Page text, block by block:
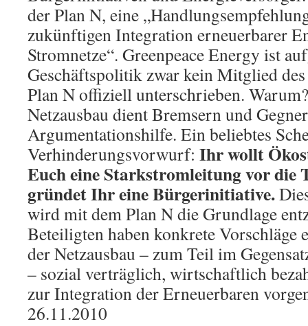
der Plan N, eine
zukünftigen Integration erneuerbarer
Stromnetze“. Greenpeace Energy ist
Geschäftspolitik zwar kein Mitglied
Plan N offiziell unterschrieben.
Netzausbau dient Bremsern und
Argumentationshilfe. Ein beliebtes
Verhinderungsvorwurf: Ihr wollt
Euch eine Starkstromleitung vor die
gründet Ihr eine Bürgerinitiative.
wird mit dem Plan N die Grundlage
Beteiligten haben konkrete Vorschläge
der Netzausbau – zum Teil im
– sozial verträglich, wirtschaftlich
zur Integration der Erneuerbaren
26.11.2010